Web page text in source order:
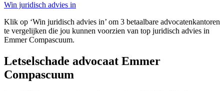
Win juridisch advies in
Klik op ‘Win juridisch advies in’ om 3 betaalbare advocatenkantoren
te vergelijken die jou kunnen voorzien van top juridisch advies in
Emmer Compascuum.
Letselschade advocaat Emmer
Compascuum